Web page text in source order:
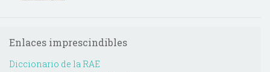
Enlaces imprescindibles
Diccionario de la RAE